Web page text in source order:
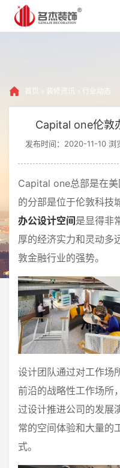
首页 » 装修资讯 » 行业动态
Capital one伦敦
发布时间：2020-11-10 浏
Capital one总部是在
的分部是位于伦敦科技
办公设计空间 是显得非
厚的经济实力和灵动多
敦金融行业的强势。
设计团队通过对工作场
前沿的战略性工作场所
过设计推进公司的发展
常的空间体验和大量的
式。